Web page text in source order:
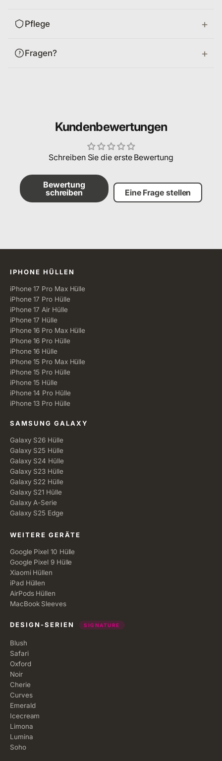
Pflege
Fragen?
Kundenbewertungen
Schreiben Sie die erste Bewertung
Bewertung
schreiben
Eine Frage stellen
Alle Kategorien
IPHONE HÜLLEN
iPhone 17 Pro Max Hülle
iPhone 17 Pro Hülle
iPhone 17 Air Hülle
iPhone 17 Hülle
iPhone 16 Pro Max Hülle
iPhone 16 Pro Hülle
iPhone 16 Hülle
iPhone 15 Pro Max Hülle
iPhone 15 Pro Hülle
iPhone 15 Hülle
iPhone 14 Pro Hülle
iPhone 13 Pro Hülle
SAMSUNG GALAXY
Galaxy S26 Hülle
Galaxy S25 Hülle
Galaxy S24 Hülle
Galaxy S23 Hülle
Galaxy S22 Hülle
Galaxy S21 Hülle
Galaxy A-Serie
Galaxy S25 Edge
WEITERE GERÄTE
Google Pixel 10 Hülle
Google Pixel 9 Hülle
Xiaomi Hüllen
iPad Hüllen
AirPods Hüllen
MacBook Sleeves
DESIGN-SERIEN SIGNATURE
Blush
Safari
Oxford
Noir
Cherie
Curves
Emerald
Icecream
Limona
Lumina
Soho